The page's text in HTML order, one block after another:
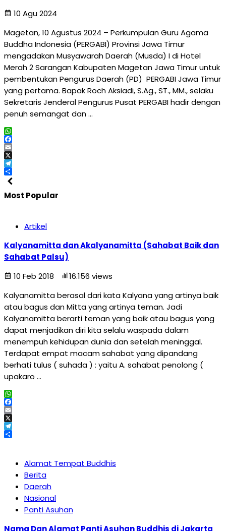
10 Agu 2024
Magetan, 10 Agustus 2024 – Perkumpulan Guru Agama
Buddha Indonesia (PERGABI) Provinsi Jawa Timur
mengadakan Musyawarah Daerah (Musda) I di Hotel
Merah 2 Sarangan Kabupaten Magetan Jawa Timur untuk
pembentukan Pengurus Daerah (PD) PERGABI Jawa Timur
yang pertama. Bapak Roch Aksiadi, S.Ag., ST., MM., selaku
Sekretaris Jenderal Pengurus Pusat PERGABI hadir dengan
penuh semangat dan …
WhatsApp
Facebook
Email
X
Telegram
Share
Most Popular
Artikel
Kalyanamitta dan Akalyanamitta (Sahabat Baik dan
Sahabat Palsu)
10 Feb 2018
16.156 views
Kalyanamitta berasal dari kata Kalyana yang artinya baik
atau bagus dan Mitta yang artinya teman. Jadi
Kalyanamitta berarti teman yang baik atau bagus yang
dapat menjadikan diri kita selalu waspada dalam
menempuh kehidupan dunia dan setelah meninggal.
Terdapat empat macam sahabat yang dipandang
berhati tulus ( suhada ) : yaitu A. sahabat penolong (
upakaro …
WhatsApp
Facebook
Email
X
Telegram
Alamat Tempat Buddhis
Berita
Daerah
Nasional
Panti Asuhan
Nama Dan Alamat Panti Asuhan Buddhis di Jakarta